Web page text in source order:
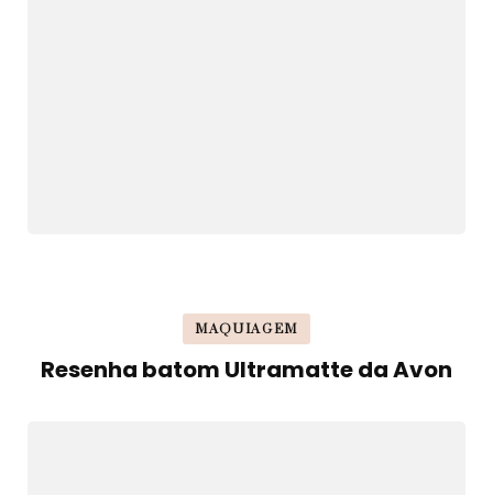
MAQUIAGEM
Resenha batom Ultramatte da Avon